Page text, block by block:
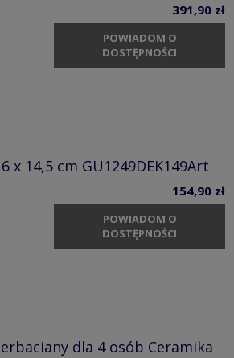
391,90 zł
POWIADOM O
DOSTĘPNOŚCI
x 14,5 cm GU1249DEK149Art
154,90 zł
POWIADOM O
DOSTĘPNOŚCI
dla 4 osób Ceramika